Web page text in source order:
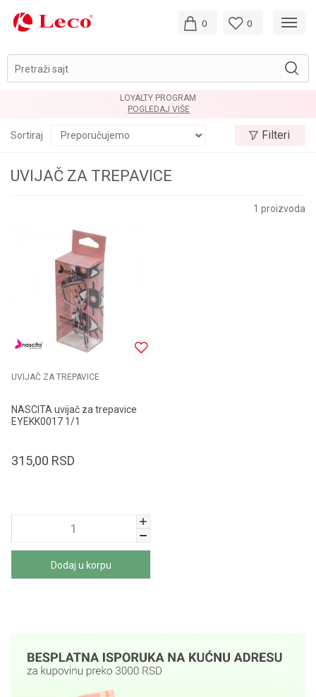
Pretraži sajt
0 0
LOYALTY PROGRAM
POGLEDAJ VIŠE
UVIJAČ ZA TREPAVICE
Sortiraj Filteri
1 proizvoda
UVIJAČ ZA TREPAVICE
NASCITA uvijač za trepavice
EYEKK0017 1/1
315,00 RSD
Dodaj u korpu